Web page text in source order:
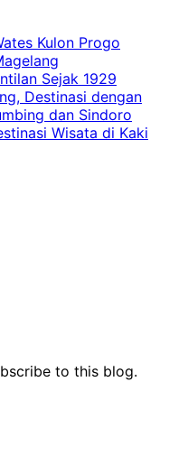
Kulon Progo
Sejak 1929
Destinasi dengan
dan Sindoro
Wisata di Kaki
to this blog.